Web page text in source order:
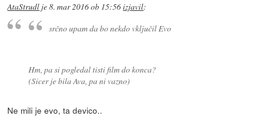
AtaStrudl je8. mar 2016 ob 15:56izjavil:
srčno upam da bo nekdo vključil Evo
Hm, pa si pogledal tisti film do konca?
(Sicer je bila Ava, pa ni vazno)
Ne mili je evo, ta devico..